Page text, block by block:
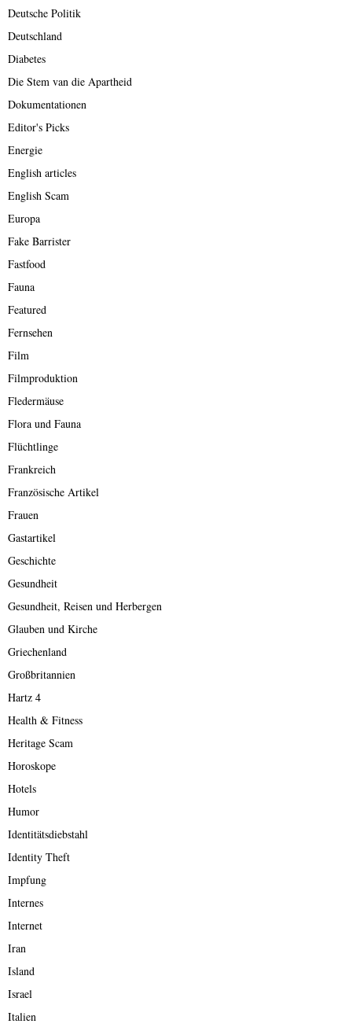
Deutsche Politik
Deutschland
Diabetes
Die Stem van die Apartheid
Dokumentationen
Editor's Picks
Energie
English articles
English Scam
Europa
Fake Barrister
Fastfood
Fauna
Featured
Fernsehen
Film
Filmproduktion
Fledermäuse
Flora und Fauna
Flüchtlinge
Frankreich
Französische Artikel
Frauen
Gastartikel
Geschichte
Gesundheit
Gesundheit, Reisen und Herbergen
Glauben und Kirche
Griechenland
Großbritannien
Hartz 4
Health & Fitness
Heritage Scam
Horoskope
Hotels
Humor
Identitätsdiebstahl
Identity Theft
Impfung
Internes
Internet
Iran
Island
Israel
Italien